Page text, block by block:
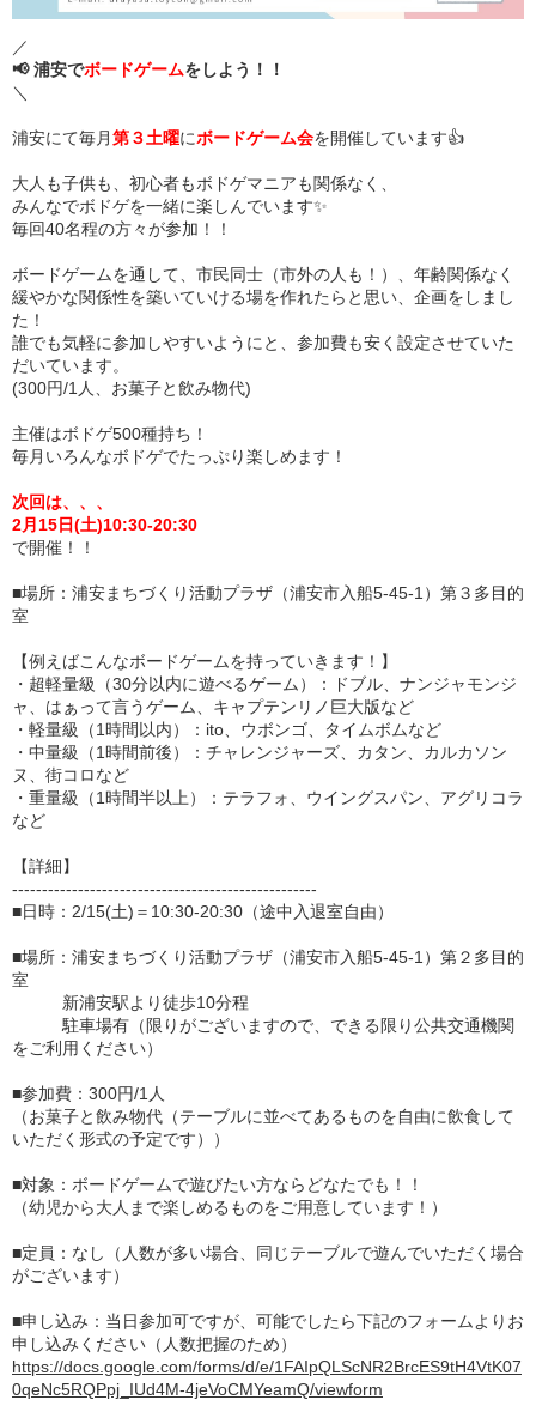
／
📢 浦安でボードゲームをしよう！！
＼
浦安にて毎月第３土曜にボードゲーム会を開催しています👍
大人も子供も、初心者もボドゲマニアも関係なく、
みんなでボドゲを一緒に楽しんでいます✨
毎回40名程の方々が参加！！
ボードゲームを通して、市民同士（市外の人も！）、年齢関係なく
緩やかな関係性を築いていける場を作れたらと思い、企画をしまし
た！
誰でも気軽に参加しやすいようにと、参加費も安く設定させていた
だいています。
(300円/1人、お菓子と飲み物代)
主催はボドゲ500種持ち！
毎月いろんなボドゲでたっぷり楽しめます！
次回は、、、
2月15日(土)10:30-20:30
で開催！！
■場所：浦安まちづくり活動プラザ（浦安市入船5-45-1）第３多目的
室
【例えばこんなボードゲームを持っていきます！】
・超軽量級（30分以内に遊べるゲーム）：ドブル、ナンジャモンジ
ャ、はぁって言うゲーム、キャプテンリノ巨大版など
・軽量級（1時間以内）：ito、ウボンゴ、タイムボムなど
・中量級（1時間前後）：チャレンジャーズ、カタン、カルカソン
ヌ、街コロなど
・重量級（1時間半以上）：テラフォ、ウイングスパン、アグリコラ
など
【詳細】
---------------------------------------------------
■日時：2/15(土)＝10:30-20:30（途中入退室自由）
■場所：浦安まちづくり活動プラザ（浦安市入船5-45-1）第２多目的
室
新浦安駅より徒歩10分程
駐車場有（限りがございますので、できる限り公共交通機関
をご利用ください）
■参加費：300円/1人
（お菓子と飲み物代（テーブルに並べてあるものを自由に飲食して
いただく形式の予定です））
■対象：ボードゲームで遊びたい方ならどなたでも！！
（幼児から大人まで楽しめるものをご用意しています！）
■定員：なし（人数が多い場合、同じテーブルで遊んでいただく場合
がございます）
■申し込み：当日参加可ですが、可能でしたら下記のフォームよりお
申し込みください（人数把握のため）
https://docs.google.com/forms/d/e/1FAIpQLScNR2BrcES9tH4VtK07
0qeNc5RQPpj_IUd4M-4jeVoCMYeamQ/viewform